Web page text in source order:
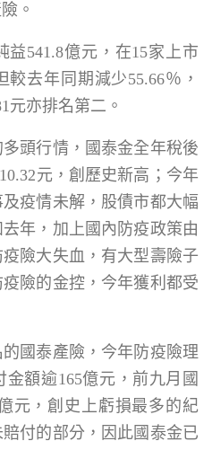
。
益541.8億元，在15家上市
去年同期減少55.66％，
元亦排名第二。
頭行情，國泰金全年稅後
元，創歷史新高；今年
疫情未解，股債市都大幅
年，加上國內防疫政策由
險大失血，有大型壽險子
險的金控，今年獲利都受
國泰產險，今年防疫險理
額逾165億元，前九月國
元，創史上虧損最多的紀
付的部分，因此國泰金已